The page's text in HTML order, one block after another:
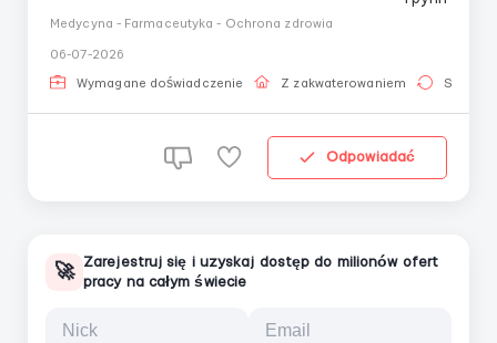
другою медичною сестрою, зміни по 12 годин,
безкоштовне проживання та харчування на те...
Medycyna - Farmaceutyka - Ochrona zdrowia
06-07-2026
Wymagane doświadczenie Z zakwaterowaniem Stała
Odpowiadać
🚀
Zarejestruj się i uzyskaj dostęp do milionów ofert
pracy na całym świecie